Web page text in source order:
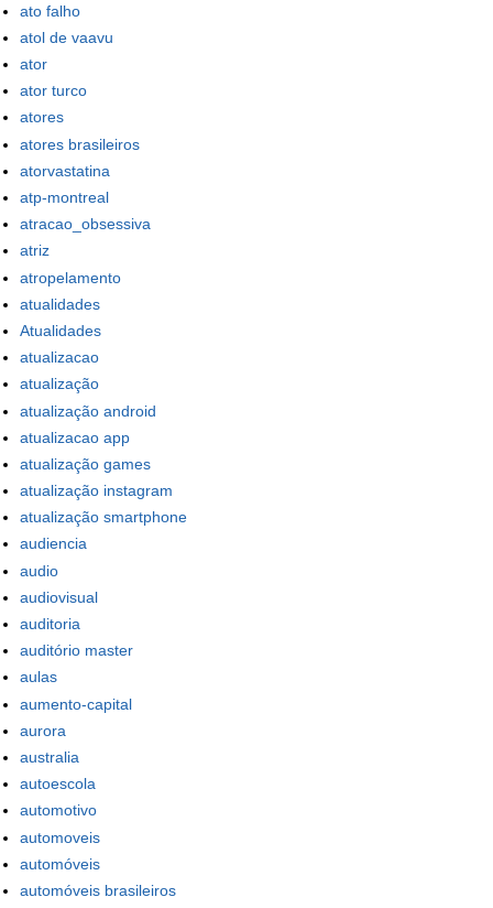
ato falho
atol de vaavu
ator
ator turco
atores
atores brasileiros
atorvastatina
atp-montreal
atracao_obsessiva
atriz
atropelamento
atualidades
Atualidades
atualizacao
atualização
atualização android
atualizacao app
atualização games
atualização instagram
atualização smartphone
audiencia
audio
audiovisual
auditoria
auditório master
aulas
aumento-capital
aurora
australia
autoescola
automotivo
automoveis
automóveis
automóveis brasileiros